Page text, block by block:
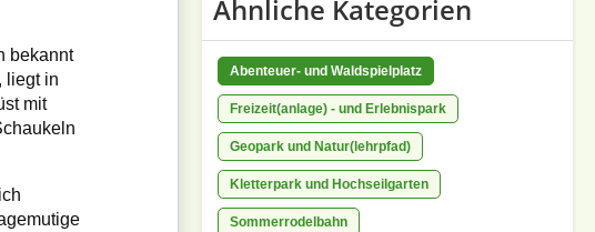
bekannt
liegt in
mit
Ähnliche Kategorien
Abenteuer- und Waldspielplatz
Freizeit(anlage) - und Erlebnispark
Geopark und Natur(lehrpfad)
Kletterpark und Hochseilgarten
Sommerrodelbahn